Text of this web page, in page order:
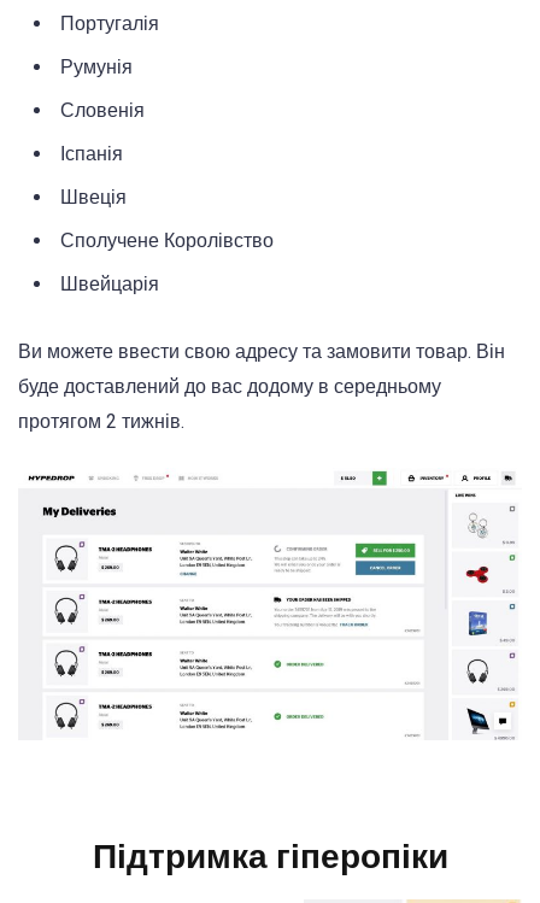
Португалія
Румунія
Словенія
Іспанія
Швеція
Сполучене Королівство
Швейцарія
Ви можете ввести свою адресу та замовити товар. Він
буде доставлений до вас додому в середньому
протягом 2 тижнів.
Підтримка гіперопіки